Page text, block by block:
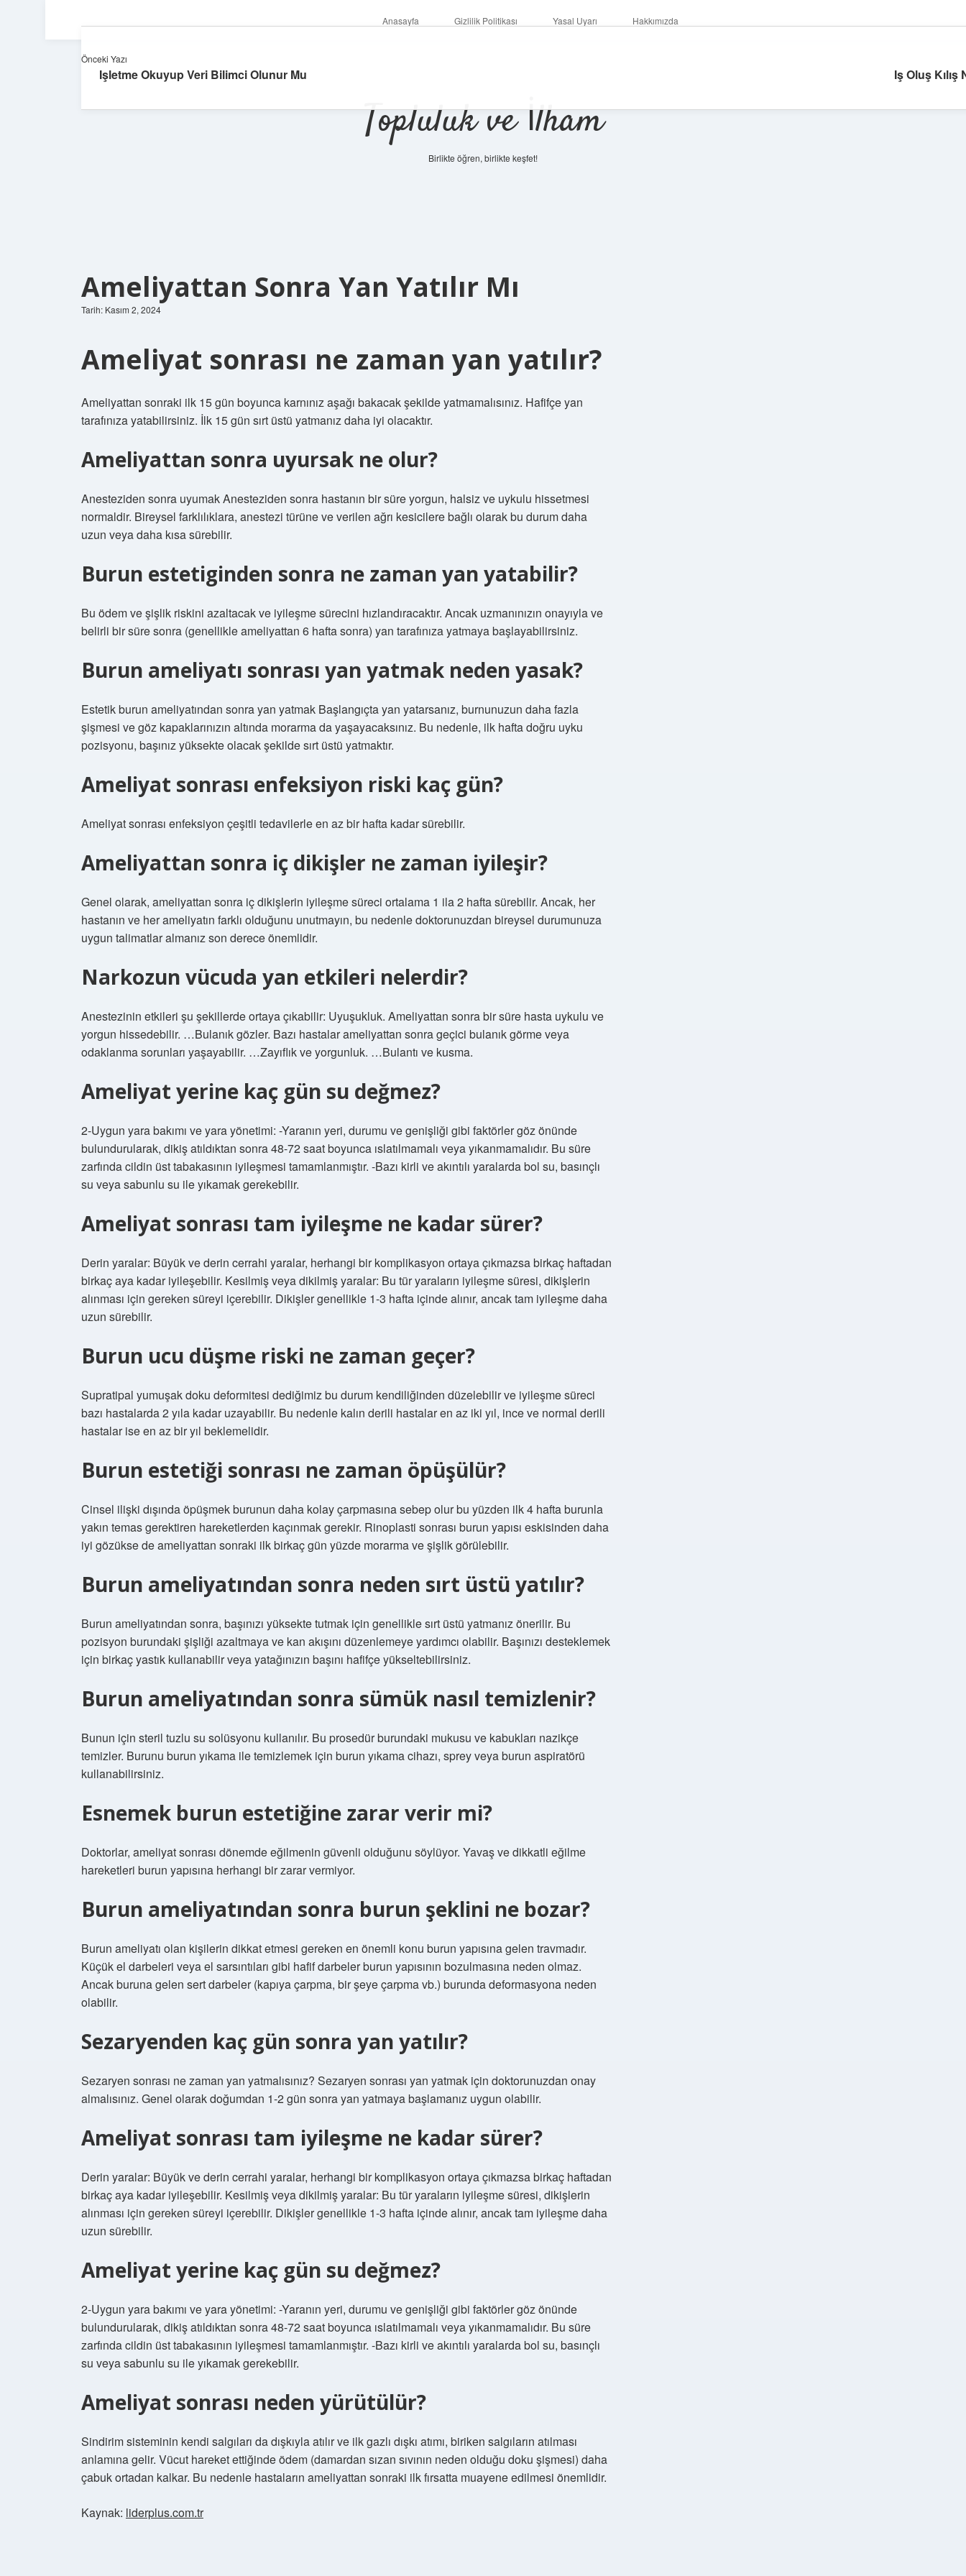
Anasayfa Gizlilik Politikası Yasal Uyarı Hakkımızda
Topluluk ve İlham
Birlikte öğren, birlikte keşfet!
Ameliyattan Sonra Yan Yatılır Mı
Tarih: Kasım 2, 2024
Ameliyat sonrası ne zaman yan yatılır?
Ameliyattan sonraki ilk 15 gün boyunca karnınız aşağı bakacak şekilde yatmamalısınız. Hafifçe yan
tarafınıza yatabilirsiniz. İlk 15 gün sırt üstü yatmanız daha iyi olacaktır.
Ameliyattan sonra uyursak ne olur?
Anesteziden sonra uyumak Anesteziden sonra hastanın bir süre yorgun, halsiz ve uykulu hissetmesi
normaldir. Bireysel farklılıklara, anestezi türüne ve verilen ağrı kesicilere bağlı olarak bu durum daha
uzun veya daha kısa sürebilir.
Burun estetiginden sonra ne zaman yan yatabilir?
Bu ödem ve şişlik riskini azaltacak ve iyileşme sürecini hızlandıracaktır. Ancak uzmanınızın onayıyla ve
belirli bir süre sonra (genellikle ameliyattan 6 hafta sonra) yan tarafınıza yatmaya başlayabilirsiniz.
Burun ameliyatı sonrası yan yatmak neden yasak?
Estetik burun ameliyatından sonra yan yatmak Başlangıçta yan yatarsanız, burnunuzun daha fazla
şişmesi ve göz kapaklarınızın altında morarma da yaşayacaksınız. Bu nedenle, ilk hafta doğru uyku
pozisyonu, başınız yüksekte olacak şekilde sırt üstü yatmaktır.
Ameliyat sonrası enfeksiyon riski kaç gün?
Ameliyat sonrası enfeksiyon çeşitli tedavilerle en az bir hafta kadar sürebilir.
Ameliyattan sonra iç dikişler ne zaman iyileşir?
Genel olarak, ameliyattan sonra iç dikişlerin iyileşme süreci ortalama 1 ila 2 hafta sürebilir. Ancak, her
hastanın ve her ameliyatın farklı olduğunu unutmayın, bu nedenle doktorunuzdan bireysel durumunuza
uygun talimatlar almanız son derece önemlidir.
Narkozun vücuda yan etkileri nelerdir?
Anestezinin etkileri şu şekillerde ortaya çıkabilir: Uyuşukluk. Ameliyattan sonra bir süre hasta uykulu ve
yorgun hissedebilir. …Bulanık gözler. Bazı hastalar ameliyattan sonra geçici bulanık görme veya
odaklanma sorunları yaşayabilir. …Zayıflık ve yorgunluk. …Bulantı ve kusma.
Ameliyat yerine kaç gün su değmez?
2-Uygun yara bakımı ve yara yönetimi: -Yaranın yeri, durumu ve genişliği gibi faktörler göz önünde
bulundurularak, dikiş atıldıktan sonra 48-72 saat boyunca ıslatılmamalı veya yıkanmamalıdır. Bu süre
zarfında cildin üst tabakasının iyileşmesi tamamlanmıştır. -Bazı kirli ve akıntılı yaralarda bol su, basınçlı
su veya sabunlu su ile yıkamak gerekebilir.
Ameliyat sonrası tam iyileşme ne kadar sürer?
Derin yaralar: Büyük ve derin cerrahi yaralar, herhangi bir komplikasyon ortaya çıkmazsa birkaç haftadan
birkaç aya kadar iyileşebilir. Kesilmiş veya dikilmiş yaralar: Bu tür yaraların iyileşme süresi, dikişlerin
alınması için gereken süreyi içerebilir. Dikişler genellikle 1-3 hafta içinde alınır, ancak tam iyileşme daha
uzun sürebilir.
Burun ucu düşme riski ne zaman geçer?
Supratipal yumuşak doku deformitesi dediğimiz bu durum kendiliğinden düzelebilir ve iyileşme süreci
bazı hastalarda 2 yıla kadar uzayabilir. Bu nedenle kalın derili hastalar en az iki yıl, ince ve normal derili
hastalar ise en az bir yıl beklemelidir.
Burun estetiği sonrası ne zaman öpüşülür?
Cinsel ilişki dışında öpüşmek burunun daha kolay çarpmasına sebep olur bu yüzden ilk 4 hafta burunla
yakın temas gerektiren hareketlerden kaçınmak gerekir. Rinoplasti sonrası burun yapısı eskisinden daha
iyi gözükse de ameliyattan sonraki ilk birkaç gün yüzde morarma ve şişlik görülebilir.
Burun ameliyatından sonra neden sırt üstü yatılır?
Burun ameliyatından sonra, başınızı yüksekte tutmak için genellikle sırt üstü yatmanız önerilir. Bu
pozisyon burundaki şişliği azaltmaya ve kan akışını düzenlemeye yardımcı olabilir. Başınızı desteklemek
için birkaç yastık kullanabilir veya yatağınızın başını hafifçe yükseltebilirsiniz.
Burun ameliyatından sonra sümük nasıl temizlenir?
Bunun için steril tuzlu su solüsyonu kullanılır. Bu prosedür burundaki mukusu ve kabukları nazikçe
temizler. Burunu burun yıkama ile temizlemek için burun yıkama cihazı, sprey veya burun aspiratörü
kullanabilirsiniz.
Esnemek burun estetiğine zarar verir mi?
Doktorlar, ameliyat sonrası dönemde eğilmenin güvenli olduğunu söylüyor. Yavaş ve dikkatli eğilme
hareketleri burun yapısına herhangi bir zarar vermiyor.
Burun ameliyatından sonra burun şeklini ne bozar?
Burun ameliyatı olan kişilerin dikkat etmesi gereken en önemli konu burun yapısına gelen travmadır.
Küçük el darbeleri veya el sarsıntıları gibi hafif darbeler burun yapısının bozulmasına neden olmaz.
Ancak buruna gelen sert darbeler (kapıya çarpma, bir şeye çarpma vb.) burunda deformasyona neden
olabilir.
Sezaryenden kaç gün sonra yan yatılır?
Sezaryen sonrası ne zaman yan yatmalısınız? Sezaryen sonrası yan yatmak için doktorunuzdan onay
almalısınız. Genel olarak doğumdan 1-2 gün sonra yan yatmaya başlamanız uygun olabilir.
Ameliyat sonrası tam iyileşme ne kadar sürer?
Derin yaralar: Büyük ve derin cerrahi yaralar, herhangi bir komplikasyon ortaya çıkmazsa birkaç haftadan
birkaç aya kadar iyileşebilir. Kesilmiş veya dikilmiş yaralar: Bu tür yaraların iyileşme süresi, dikişlerin
alınması için gereken süreyi içerebilir. Dikişler genellikle 1-3 hafta içinde alınır, ancak tam iyileşme daha
uzun sürebilir.
Ameliyat yerine kaç gün su değmez?
2-Uygun yara bakımı ve yara yönetimi: -Yaranın yeri, durumu ve genişliği gibi faktörler göz önünde
bulundurularak, dikiş atıldıktan sonra 48-72 saat boyunca ıslatılmamalı veya yıkanmamalıdır. Bu süre
zarfında cildin üst tabakasının iyileşmesi tamamlanmıştır. -Bazı kirli ve akıntılı yaralarda bol su, basınçlı
su veya sabunlu su ile yıkamak gerekebilir.
Ameliyat sonrası neden yürütülür?
Sindirim sisteminin kendi salgıları da dışkıyla atılır ve ilk gazlı dışkı atımı, biriken salgıların atılması
anlamına gelir. Vücut hareket ettiğinde ödem (damardan sızan sıvının neden olduğu doku şişmesi) daha
çabuk ortadan kalkar. Bu nedenle hastaların ameliyattan sonraki ilk fırsatta muayene edilmesi önemlidir.
Kaynak: liderplus.com.tr
Önceki Yazı
Işletme Okuyup Veri Bilimci Olunur Mu Iş Oluş Kılış